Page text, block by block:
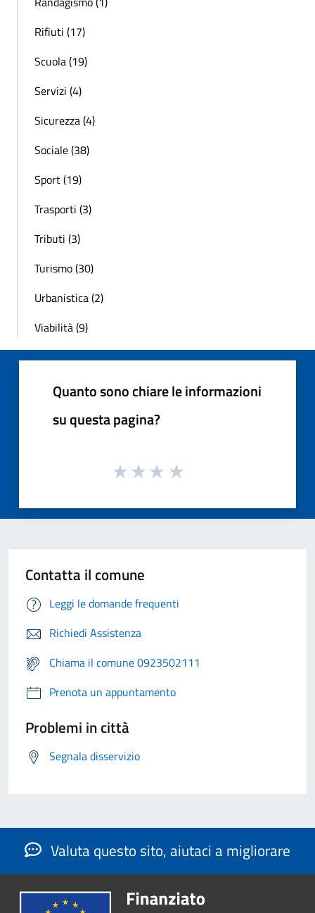
Rifiuti (17)
Scuola (19)
Servizi (4)
Sicurezza (4)
Sociale (38)
Sport (19)
Trasporti (3)
Tributi (3)
Turismo (30)
Urbanistica (2)
Viabilità (9)
Quanto sono chiare le informazioni
su questa pagina?
Contatta il comune
Leggi le domande frequenti
Richiedi Assistenza
Chiama il comune 0923502111
Prenota un appuntamento
Problemi in città
Segnala disservizio
Valuta questo sito, aiutaci a migliorare